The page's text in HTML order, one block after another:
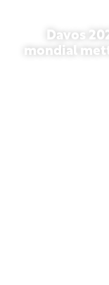
Davos
mondial